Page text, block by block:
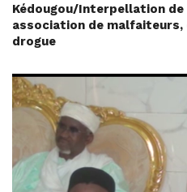
Kédougou/Interpellation de
association de
drogue